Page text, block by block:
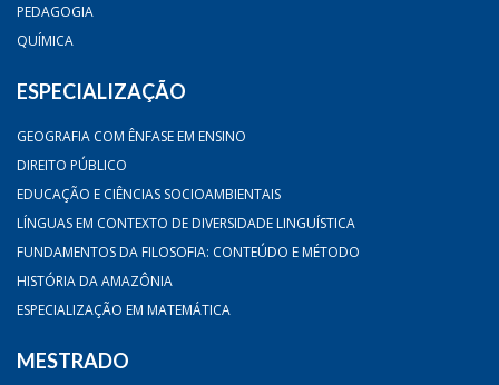
PEDAGOGIA
QUÍMICA
ESPECIALIZAÇÃO
GEOGRAFIA COM ÊNFASE EM ENSINO
DIREITO PÚBLICO
EDUCAÇÃO E CIÊNCIAS SOCIOAMBIENTAIS
LÍNGUAS EM CONTEXTO DE DIVERSIDADE LINGUÍSTICA
FUNDAMENTOS DA FILOSOFIA: CONTEÚDO E MÉTODO
HISTÓRIA DA AMAZÔNIA
ESPECIALIZAÇÃO EM MATEMÁTICA
MESTRADO